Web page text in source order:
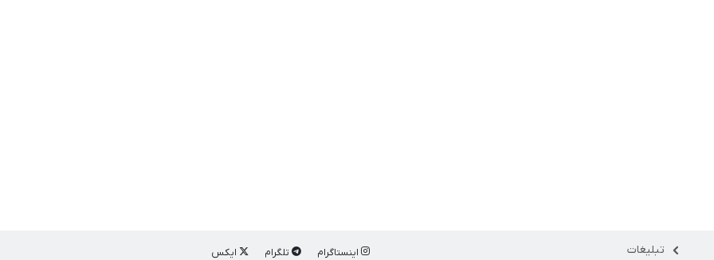
تبلیغات اینستاگرام تلگرام ایکس